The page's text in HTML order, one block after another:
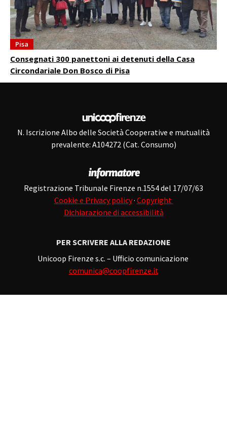
Pisa
Consegnati 300 panettoni ai detenuti della Casa
Circondariale Don Bosco di Pisa
N. Iscrizione Albo delle Società Cooperative e mutualità
prevalente: A104272 (Cat. Consumo)
Registrazione Tribunale Firenze n.1554 del 17/07/63
Cookie e Privacy policy· Copyright
Dichiarazione di accessibilità
PER SCRIVERE ALLA REDAZIONE
Unicoop Firenze s.c. – Ufficio comunicazione
comunica@coopfirenze.it